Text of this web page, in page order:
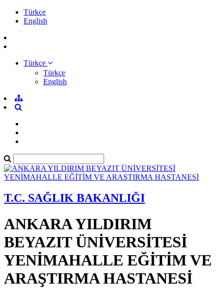
Türkçe
English
Türkçe
Türkçe
English
T.C. SAĞLIK BAKANLIĞI
ANKARA YILDIRIM
BEYAZIT ÜNİVERSİTESİ
YENİMAHALLE EĞİTİM VE
ARAŞTIRMA HASTANESİ